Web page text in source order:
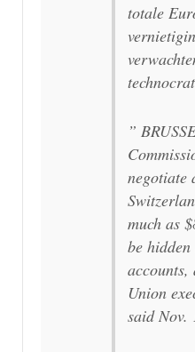
totale
”
negotiate
much as
be
accounts,
Union
said Nov.